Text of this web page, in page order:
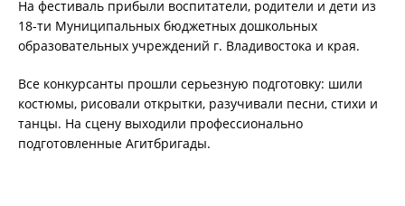
На фестиваль прибыли воспитатели, родители и дети из
18-ти Муниципальных бюджетных дошкольных
образовательных учреждений г. Владивостока и края.
Все конкурсанты прошли серьезную подготовку: шили
костюмы, рисовали открытки, разучивали песни, стихи и
танцы. На сцену выходили профессионально
подготовленные Агитбригады.